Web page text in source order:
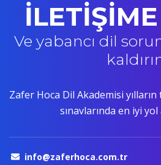
Ve yabancı dil
Zafer Hoca Dil Akademisi
sınavlarında en iyi yol
info@zaferhoca.com.tr